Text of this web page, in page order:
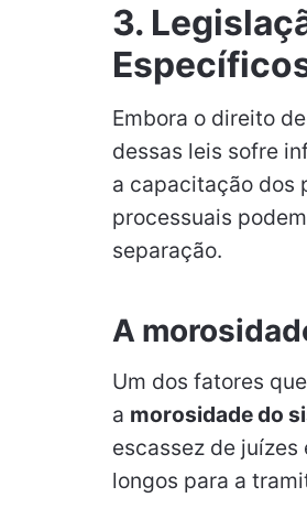
3.
Embora o direito
dessas leis sofre
a capacitação dos
processuais
separação.
A
Um dos fatores
a morosidade do
escassez de
longos para a